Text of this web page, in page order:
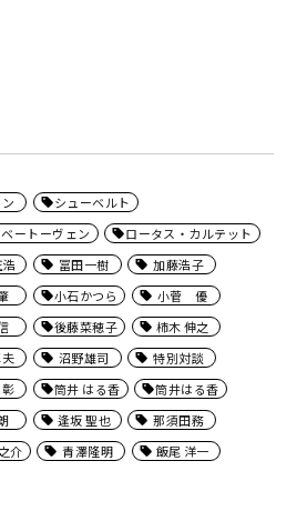
シューベルト
ベートーヴェン
ロータス・カルテット
冨田一樹
加藤浩子
小石かつら
小菅 優
後藤菜穂子
柿木 伸之
沼野雄司
特別対談
筒井 はる香
筒井はる香
逢坂 聖也
那須田務
介 青澤隆明
飯尾 洋一